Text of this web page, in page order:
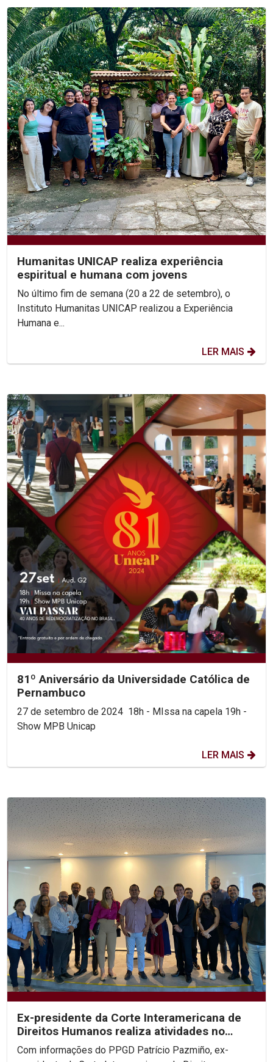
Humanitas UNICAP realiza experiência
espiritual e humana com jovens
No último fim de semana (20 a 22 de setembro), o
Instituto Humanitas UNICAP realizou a Experiência
Humana e...
LER MAIS
81º Aniversário da Universidade Católica de
Pernambuco
27 de setembro de 2024 18h - MIssa na capela 19h -
Show MPB Unicap
LER MAIS
Ex-presidente da Corte Interamericana de
Direitos Humanos realiza atividades no
PPGD
Com informações do PPGD Patrício Pazmiño, ex-